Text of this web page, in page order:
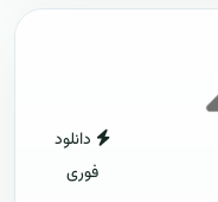
دانلود
فوری